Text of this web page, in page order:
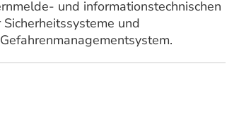
und informationstechnischen
und